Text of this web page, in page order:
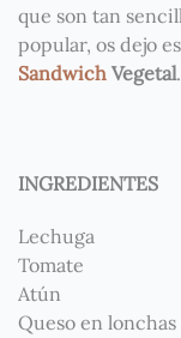
que son tan
popular, os dejo
Sandwich Vegetal.
INGREDIENTES
Lechuga
Tomate
Atún
Queso en lonchas